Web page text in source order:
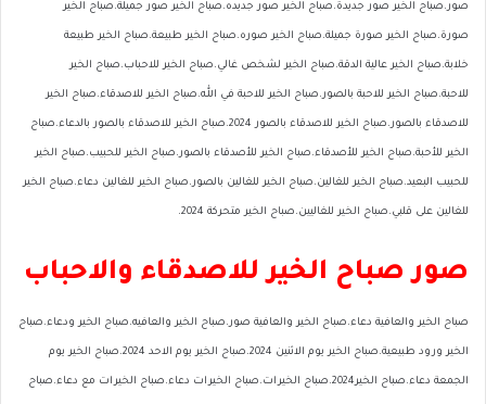
صور.صباح الخير صور جديدة.صباح الخير صور جديده.صباح الخير صور جميلة.صباح الخير
صورة.صباح الخير صورة جميلة.صباح الخير صوره.صباح الخير طبيعة.صباح الخير طبيعة
خلابة.صباح الخير عالية الدقة.صباح الخير لشخص غالي.صباح الخير للاحباب.صباح الخير
للاحبة.صباح الخير للاحبة بالصور.صباح الخير للاحبة في الله.صباح الخير للاصدقاء.صباح الخير
للاصدقاء بالصور.صباح الخير للاصدقاء بالصور 2024.صباح الخير للاصدقاء بالصور بالدعاء.صباح
الخير للأحبة.صباح الخير للأصدقاء.صباح الخير للأصدقاء بالصور.صباح الخير للحبيب.صباح الخير
للحبيب البعيد.صباح الخير للغالين.صباح الخير للغالين بالصور.صباح الخير للغالين دعاء.صباح الخير
للغالين على قلبي.صباح الخير للغاليين.صباح الخير متحركة 2024.
صور صباح الخير للاصدقاء والاحباب
صباح الخير والعافية دعاء.صباح الخير والعافية صور.صباح الخير والعافيه.صباح الخير ودعاء.صباح
الخير ورود طبيعية.صباح الخير يوم الاثنين 2024.صباح الخير يوم الاحد 2024.صباح الخير يوم
الجمعة دعاء.صباح الخير2024.صباح الخيرات.صباح الخيرات دعاء.صباح الخيرات مع دعاء.صباح